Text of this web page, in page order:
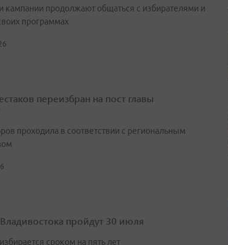
кампании продолжают общаться с избирателями и
программах
переизбран на пост главы
проходила в соответствии с региональным
пройдут 30 июля
сроком на пять лет